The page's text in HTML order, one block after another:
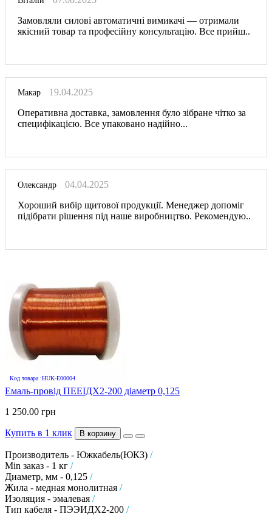
Замовляли силові автоматичні вимикачі — отримали
якісний товар та професійну консультацію. Все прийш..
Макар
19.04.2025
Оперативна доставка, замовлення було зібране чітко за
специфікацією. Все упаковано надійно...
Олександр
04.04.2025
Хороший вибір щитової продукції. Менеджер допоміг
підібрати рішення під наше виробництво. Рекомендую..
Код товара :HUK-E00004
Емаль-провід ПЕЕІДХ2-200 діаметр 0,125
1 250.00 грн
Купить в 1 клик В корзину
Производитель - Южкабель(ЮКЗ) /
Min заказ - 1 кг /
Диаметр, мм - 0,125 /
Жила - медная монолитная /
Изоляция - эмалевая /
Тип кабеля - ПЭЭИДХ2-200 /